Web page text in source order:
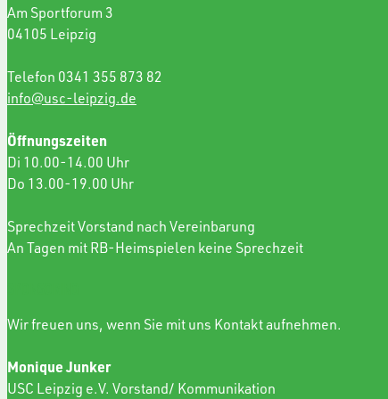
Am Sportforum 3
04105 Leipzig
Telefon 0341 355 873 82
info@usc-leipzig.de
Öffnungszeiten
Di 10.00-14.00 Uhr
Do 13.00-19.00 Uhr
Sprechzeit Vorstand nach Vereinbarung
An Tagen mit RB-Heimspielen keine Sprechzeit
Wir freuen uns, wenn Sie mit uns Kontakt aufnehmen.
Monique Junker
USC Leipzig e.V. Vorstand/ Kommunikation